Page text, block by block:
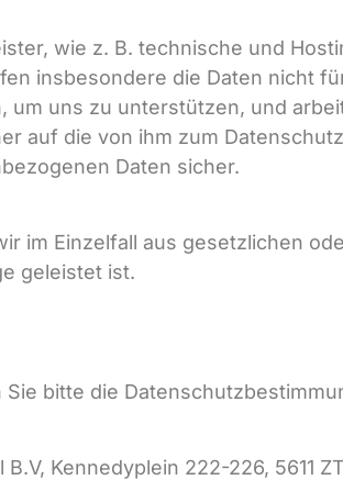
wie z. B. technische und
insbesondere die Daten nicht
uns zu unterstützen, und
auf die von ihm zum
Daten sicher.
im Einzelfall aus gesetzlichen
geleistet ist.
bitte die
Kennedyplein 222-226, 5611